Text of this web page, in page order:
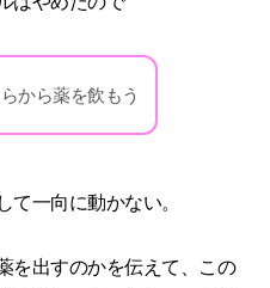
から薬を飲もう
て一向に動かない。
を出すのかを伝えて、この